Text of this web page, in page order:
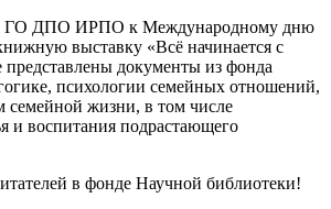
ГО ДПО ИРПО к Международному дню
выставку «Всё начинается с
представлены документы из фонда
психологии семейных отношений,
семейной жизни, в том числе
и воспитания подрастающего
в фонде Научной библиотеки!